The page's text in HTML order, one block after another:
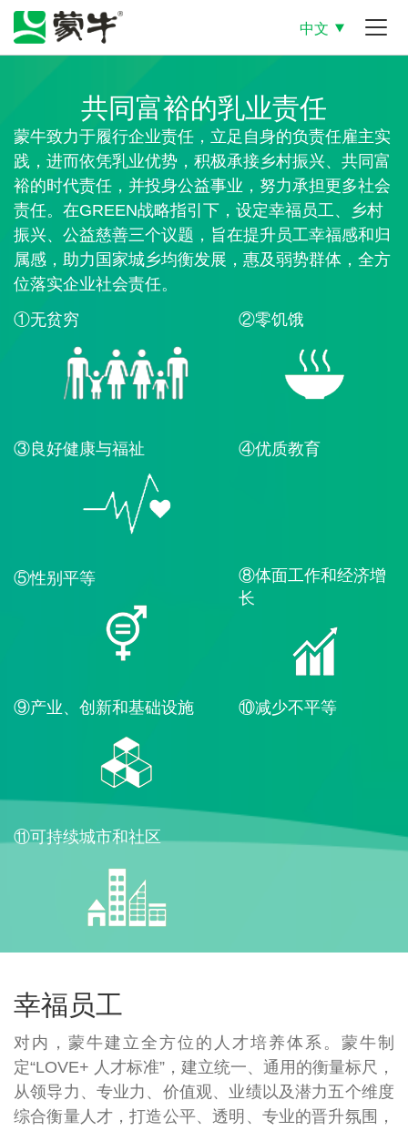
中文
共同富裕的乳业责任
蒙牛致力于履行企业责任，立足自身的负责任雇主实
践，进而依凭乳业优势，积极承接乡村振兴、共同富
裕的时代责任，并投身公益事业，努力承担更多社会
责任。在GREEN战略指引下，设定幸福员工、乡村
振兴、公益慈善三个议题，旨在提升员工幸福感和归
属感，助力国家城乡均衡发展，惠及弱势群体，全方
位落实企业社会责任。
①无贫穷
②零饥饿
③良好健康与福祉 ④优质教育
⑤性别平等
⑧体面工作和经济增
长
⑨产业、创新和基础设施 ⑩减少不平等
⑪可持续城市和社区
幸福员工
对内，蒙牛建立全方位的人才培养体系。蒙牛制
定“LOVE+ 人才标准”，建立统一、通用的衡量标尺，
从领导力、专业力、价值观、业绩以及潜力五个维度
综合衡量人才，打造公平、透明、专业的晋升氛围，